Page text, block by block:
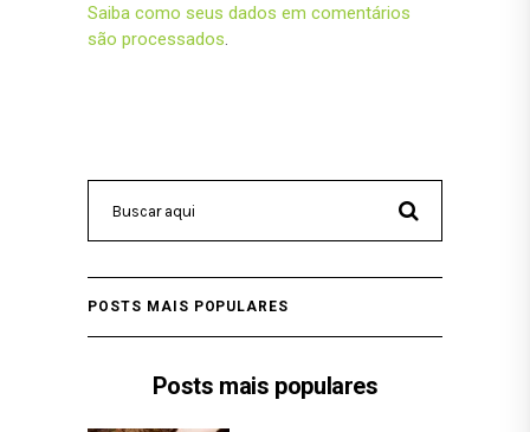
Saiba como seus dados em comentários
são processados.
POSTS MAIS POPULARES
Posts mais populares